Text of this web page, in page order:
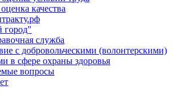
качества
служба
с добровольческими (волонтерскими)
в сфере охраны здоровья
вопросы